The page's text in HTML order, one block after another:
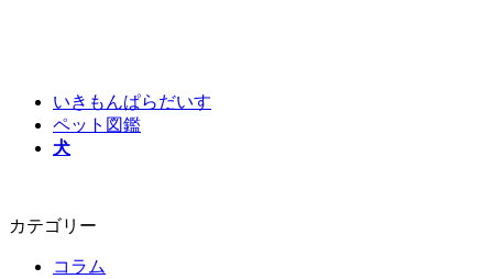
いきもんぱらだいす
ペット図鑑
犬
カテゴリー
コラム